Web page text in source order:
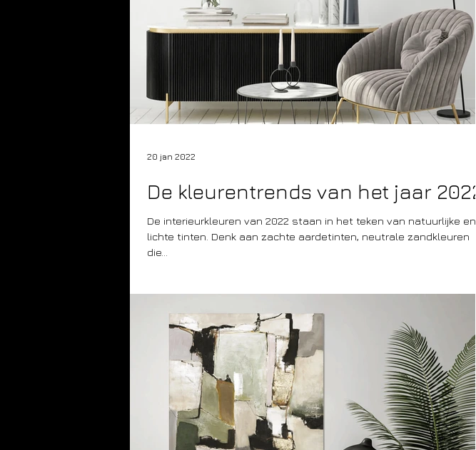
De kleurentrends van het jaar 2022
De interieurkleuren van 2022 staan in het teken van natuurlijke en
lichte tinten. Denk aan zachte aardetinten, neutrale zandkleuren
die...
20 jan 2022